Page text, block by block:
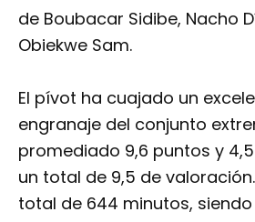
de Boubacar Sidibe, Nacho
Obiekwe Sam.
El pívot ha cuajado un
engranaje del conjunto
promediado 9,6 puntos y
un total de 9,5 de
total de 644 minutos,